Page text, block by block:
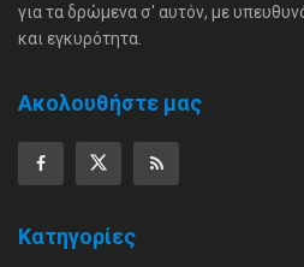
για τα δρώμενα σ' αυτόν, με
και εγκυρότητα.
Ακολουθήστε μας
Κατηγορίες